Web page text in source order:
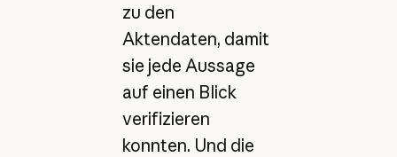
zu den
Aktendaten, damit
sie jede Aussage
auf einen Blick
verifizieren
konnten. Und die